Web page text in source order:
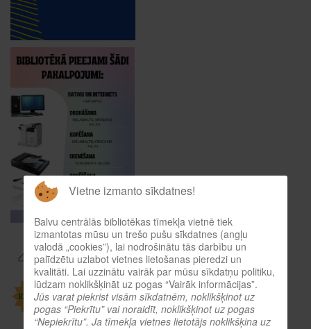
Vietne izmanto sīkdatnes!
Balvu centrālās bibliotēkas tīmekļa vietnē tiek
izmantotas mūsu un trešo pušu sīkdatnes (angļu
valodā „cookies”), lai nodrošinātu tās darbību un
palīdzētu uzlabot vietnes lietošanas pieredzi un
kvalitāti. Lai uzzinātu vairāk par mūsu sīkdatņu politiku,
lūdzam noklikšķināt uz pogas “Vairāk informācijas”.
Jūs varat piekrist visām sīkdatnēm, noklikšķinot uz
pogas “Piekrītu” vai noraidīt, noklikšķinot uz pogas
“Nepiekrītu”. Ja tīmekļa vietnes lietotājs noklikšķina uz